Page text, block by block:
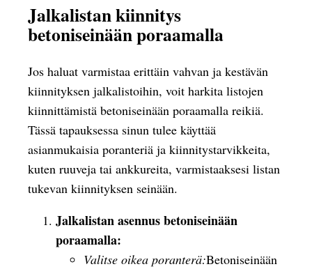
Jalkalistan kiinnitys
betoniseinään poraamalla
Jos haluat varmistaa erittäin vahvan ja kestävän
kiinnityksen jalkalistoihin, voit harkita listojen
kiinnittämistä betoniseinään poraamalla reikiä.
Tässä tapauksessa sinun tulee käyttää
asianmukaisia poranteriä ja kiinnitystarvikkeita,
kuten ruuveja tai ankkureita, varmistaaksesi listan
tukevan kiinnityksen seinään.
Jalkalistan asennus betoniseinään
poraamalla:
Valitse oikea poranterä:Betoniseinään